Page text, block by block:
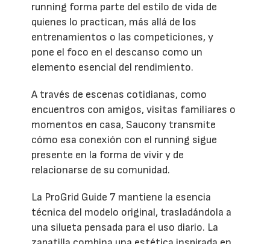
running forma parte del estilo de vida de
quienes lo practican, más allá de los
entrenamientos o las competiciones, y
pone el foco en el descanso como un
elemento esencial del rendimiento.
A través de escenas cotidianas, como
encuentros con amigos, visitas familiares o
momentos en casa, Saucony transmite
cómo esa conexión con el running sigue
presente en la forma de vivir y de
relacionarse de su comunidad.
La ProGrid Guide 7 mantiene la esencia
técnica del modelo original, trasladándola a
una silueta pensada para el uso diario. La